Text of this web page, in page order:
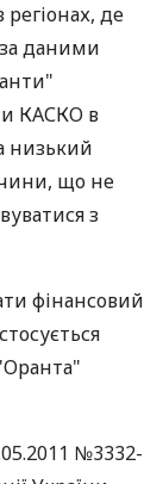
де
даними
КАСКО в
низький
що не
з
фінансовий
№3332-